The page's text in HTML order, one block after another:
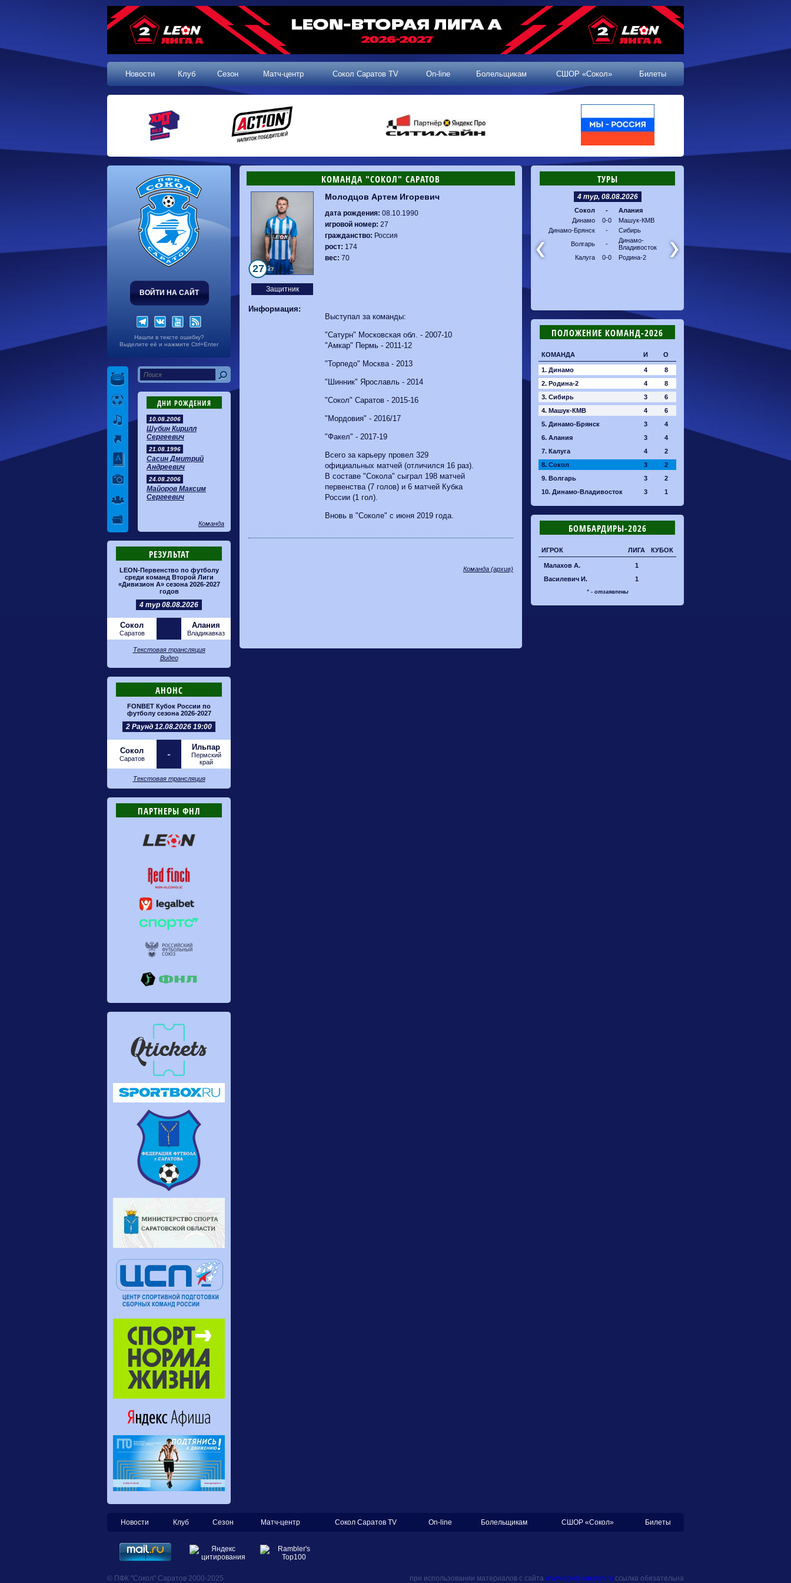
Новости Клуб Сезон Матч-центр Сокол Саратов TV On-line Болельщикам СШОР «Сокол» Билеты
ВОЙТИ НА САЙТ
Нашли в тексте ошибку?
Выделите её и нажмите Ctrl+Enter
ДНИ РОЖДЕНИЯ
10.08.2006
Шубин Кирилл
Сергеевич
21.08.1996
Сасин Дмитрий
Андреевич
24.08.2006
Майоров Максим
Сергеевич
Команда
РЕЗУЛЬТАТ
LEON-Первенство по футболу
среди команд Второй Лиги
«Дивизион А» сезона 2026-2027
годов
4 тур 08.08.2026
Сокол
Саратов
Алания
Владикавказ
Текстовая трансляция
Видео
АНОНС
FONBET Кубок России по
футболу сезона 2026-2027
2 Раунд 12.08.2026 19:00
Сокол
Саратов -
Ильпар
Пермский
край
Текстовая трансляция
ПАРТНЕРЫ ФНЛ
КОМАНДА "СОКОЛ" САРАТОВ
Защитник
27
Молодцов Артем Игоревич
дата рождения: 08.10.1990
игровой номер: 27
гражданство: Россия
рост: 174
вес: 70
Информация:
Выступал за команды:
"Сатурн" Московская обл. - 2007-10
"Амкар" Пермь - 2011-12
"Торпедо" Москва - 2013
"Шинник" Ярославль - 2014
"Сокол" Саратов - 2015-16
"Мордовия" - 2016/17
"Факел" - 2017-19
Всего за карьеру провел 329
официальных матчей (отличился 16 раз).
В составе "Сокола" сыграл 198 матчей
первенства (7 голов) и 6 матчей Кубка
России (1 гол).
Вновь в "Соколе" с июня 2019 года.
Команда (архив)
ТУРЫ
1 тур, 19.07.2026
1-1
Калуга
Динамо
0-0
Волгарь
0-0
Динамо-Брянск
2-1
Алания
1-2 Сибирь
2 тур, 25.07.2026
Родина-2
Динамо-
Владивосток
2 тур, 26.07.2026
Сокол 0-1
Динамо
Динамо-Брянск
Волгарь
Калуга
0-1 Сибирь
3 тур, 02.08.2026 4 тур, 08.08.2026
Сокол -
Алания
Динамо
0-0
Машук-КМВ
Динамо-Брянск
-
Сибирь
Волгарь
-
Динамо-
Владивосток
Калуга
0-0 Родина-2
Сибирь
ПОЛОЖЕНИЕ КОМАНД-2026
КОМАНДА И О
1. Динамо 4
8
2. Родина-2
4
8
3. Сибирь
3
6
4. Машук-КМВ
4
6
5. Динамо-Брянск
3
4
6. Алания
3
4
7. Калуга
4
2
8. Сокол
3
2
9. Волгарь
3
2
10. Динамо-Владивосток
3 1
БОМБАРДИРЫ-2026
ИГРОК ЛИГА КУБОК
Малахов А.
1
Василевич И.
1
* - отзаявлены
Новости Клуб Сезон Матч-центр Сокол Саратов TV On-line Болельщикам СШОР «Сокол» Билеты
© ПФК "Сокол" Саратов 2000-2025 при использовании материалов с сайта www.sokol-saratov.ru ссылка обязательна